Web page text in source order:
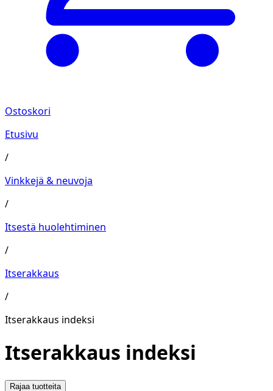
Ostoskori
Etusivu
/
Vinkkejä & neuvoja
/
Itsestä huolehtiminen
/
Itserakkaus
/
Itserakkaus indeksi
Itserakkaus indeksi
Rajaa tuotteita